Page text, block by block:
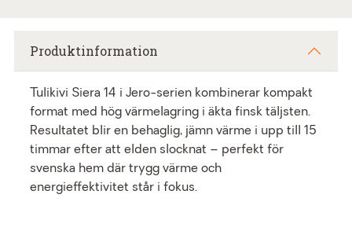
Produktinformation
Tulikivi Siera 14 i Jero-serien kombinerar kompakt
format med hög värmelagring i äkta finsk täljsten.
Resultatet blir en behaglig, jämn värme i upp till 15
timmar efter att elden slocknat – perfekt för
svenska hem där trygg värme och
energieffektivitet står i fokus.